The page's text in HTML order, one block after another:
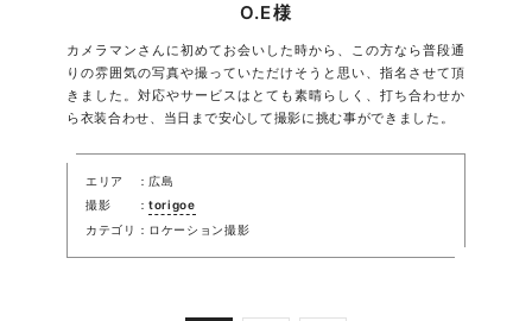
O.E様
カメラマンさんに初めてお会いした時から、この方なら普段通
りの雰囲気の写真や撮っていただけそうと思い、指名させて頂
きました。対応やサービスはとても素晴らしく、打ち合わせか
ら衣装合わせ、当日まで安心して撮影に挑む事ができました。
エリア
広島
撮影
torigoe
カテゴリ
ロケーション撮影